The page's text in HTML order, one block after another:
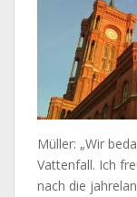
Müller: „Wir
Vattenfall. Ich
nach die